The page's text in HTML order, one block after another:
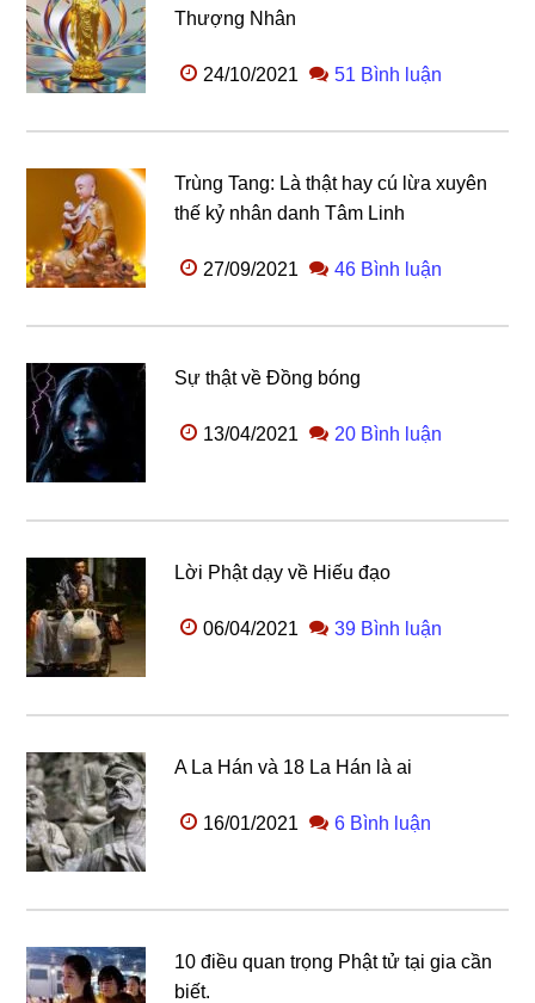
Thượng Nhân
24/10/2021 51 Bình luận
Trùng Tang: Là thật hay cú lừa xuyên
thế kỷ nhân danh Tâm Linh
27/09/2021 46 Bình luận
Sự thật về Đồng bóng
13/04/2021 20 Bình luận
Lời Phật dạy về Hiếu đạo
06/04/2021 39 Bình luận
A La Hán và 18 La Hán là ai
16/01/2021 6 Bình luận
10 điều quan trọng Phật tử tại gia cần
biết.